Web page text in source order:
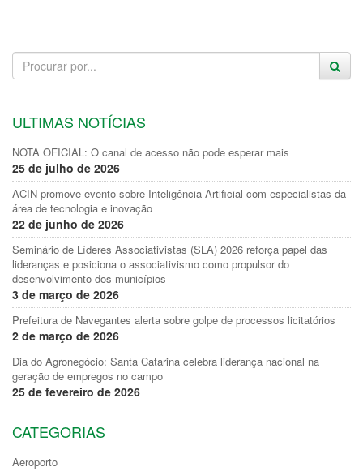
ULTIMAS NOTÍCIAS
NOTA OFICIAL: O canal de acesso não pode esperar mais
25 de julho de 2026
ACIN promove evento sobre Inteligência Artificial com especialistas da
área de tecnologia e inovação
22 de junho de 2026
Seminário de Líderes Associativistas (SLA) 2026 reforça papel das
lideranças e posiciona o associativismo como propulsor do
desenvolvimento dos municípios
3 de março de 2026
Prefeitura de Navegantes alerta sobre golpe de processos licitatórios
2 de março de 2026
Dia do Agronegócio: Santa Catarina celebra liderança nacional na
geração de empregos no campo
25 de fevereiro de 2026
CATEGORIAS
Aeroporto